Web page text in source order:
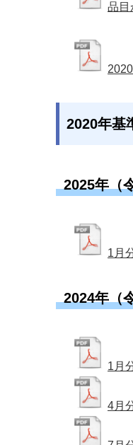
品目
2020年基
2025年（
1月
2024年（
1月
4月